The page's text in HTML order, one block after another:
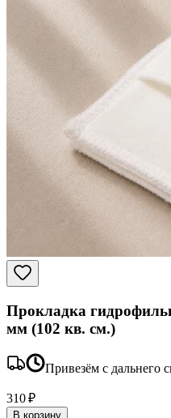
Прокладка
мм (102 кв. см.)
Привезём с дальнего
310 ₽
В корзину